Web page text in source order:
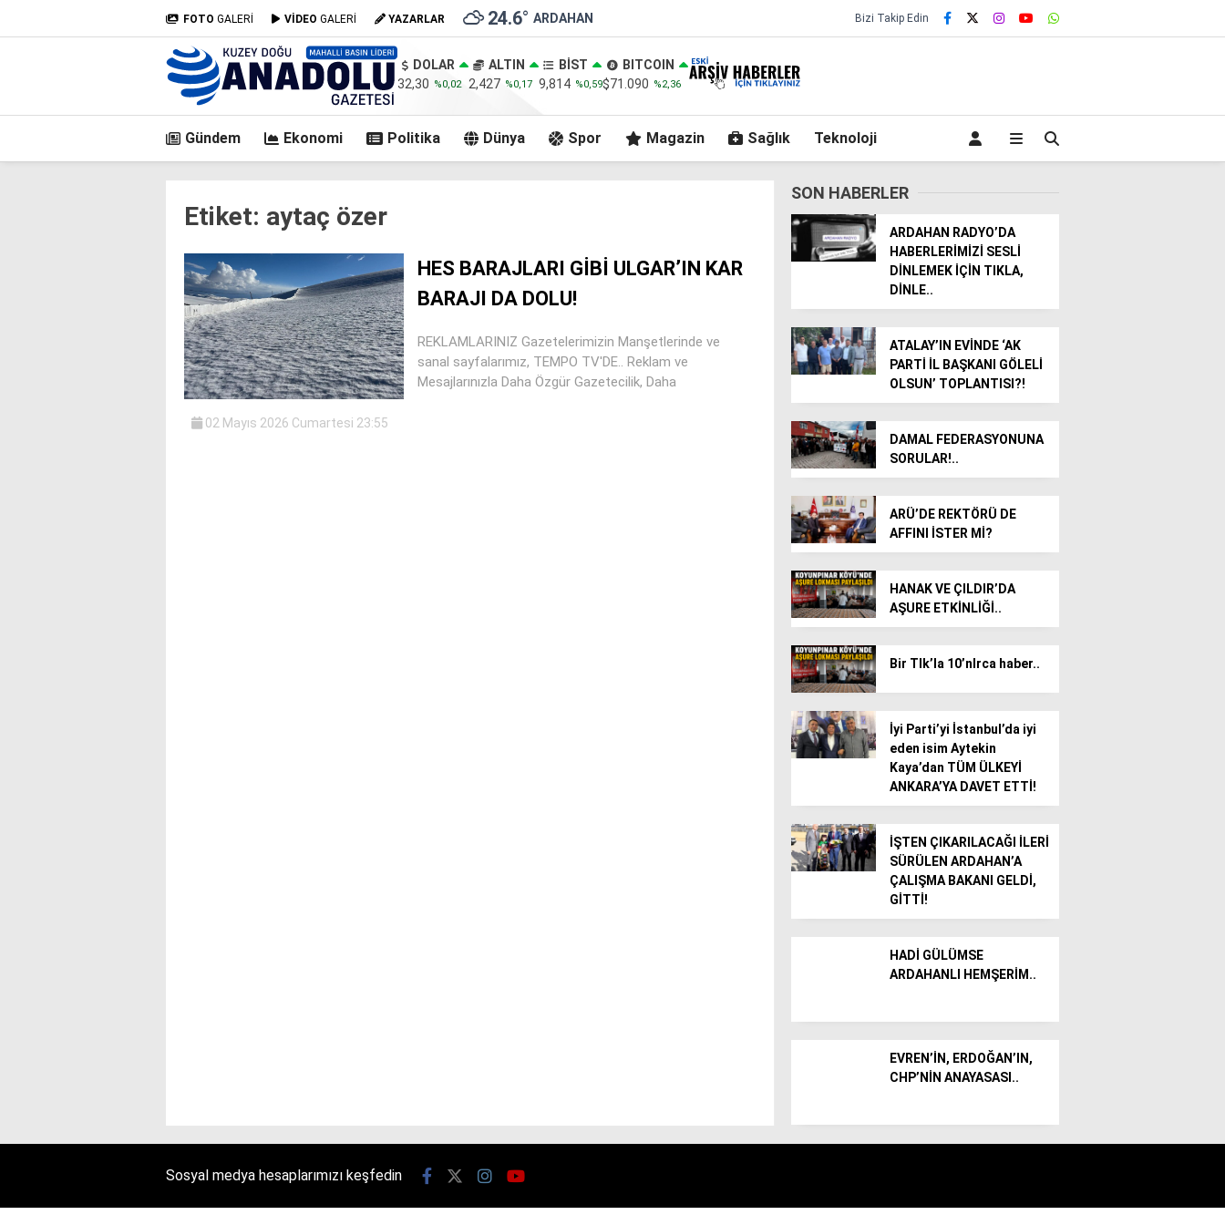
FOTO GALERİ VİDEO GALERİ YAZARLAR 24.6° ARDAHAN Bizi Takip Edin
DOLAR
32,30 %0,02
ALTIN
2,427 %0,17
BİST
9,814 %0,59
BITCOIN
$71.090 %2,36
Gündem Ekonomi Politika Dünya Spor Magazin Sağlık Teknoloji
Etiket: aytaç özer
HES BARAJLARI GİBİ ULGAR’IN KAR
BARAJI DA DOLU!
REKLAMLARINIZ Gazetelerimizin Manşetlerinde ve
sanal sayfalarımız, TEMPO TV'DE.. Reklam ve
Mesajlarınızla Daha Özgür Gazetecilik, Daha
02 Mayıs 2026 Cumartesi 23:55
SON HABERLER
ARDAHAN RADYO’DA
HABERLERİMİZİ SESLİ
DİNLEMEK İÇİN TIKLA,
DİNLE..
ATALAY’IN EVİNDE ‘AK
PARTİ İL BAŞKANI GÖLELİ
OLSUN’ TOPLANTISI?!
DAMAL FEDERASYONUNA
SORULAR!..
ARÜ’DE REKTÖRÜ DE
AFFINI İSTER Mİ?
HANAK VE ÇILDIR’DA
AŞURE ETKİNLİĞİ..
Bir TIk’la 10’nlrca haber..
İyi Parti’yi İstanbul’da iyi
eden isim Aytekin
Kaya’dan TÜM ÜLKEYİ
ANKARA’YA DAVET ETTİ!
İŞTEN ÇIKARILACAĞI İLERİ
SÜRÜLEN ARDAHAN’A
ÇALIŞMA BAKANI GELDİ,
GİTTİ!
HADİ GÜLÜMSE
ARDAHANLI HEMŞERİM..
EVREN’İN, ERDOĞAN’IN,
CHP’NİN ANAYASASI..
Sosyal medya hesaplarımızı keşfedin